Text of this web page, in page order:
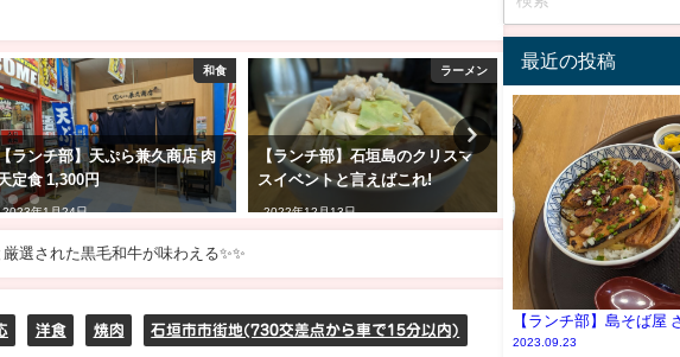
和食
【ランチ部】天ぷら兼久商店 肉
定食 1,300円
2023年1月24日
ラーメン
【ランチ部】石垣島のクリスマ
スイベントと言えばこれ!
2022年12月13日
【ランチ部】大山さん
そば 特製塩ラーメン
2023年1月9日
選された黒毛和牛が味わえる✨✨
洋食 焼肉 石垣市市街地(730交差点から車で15分以内)
最近の投稿
【ランチ部】島そば屋
2023.09.23